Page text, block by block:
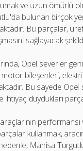
ve uzun ömürlü
bulunan birçok
Bu parçalar,
sağlayacak
Opel severler
bileşenleri,
Bu sayede Opel
duydukları
performansı
kullanmak,
Manisa